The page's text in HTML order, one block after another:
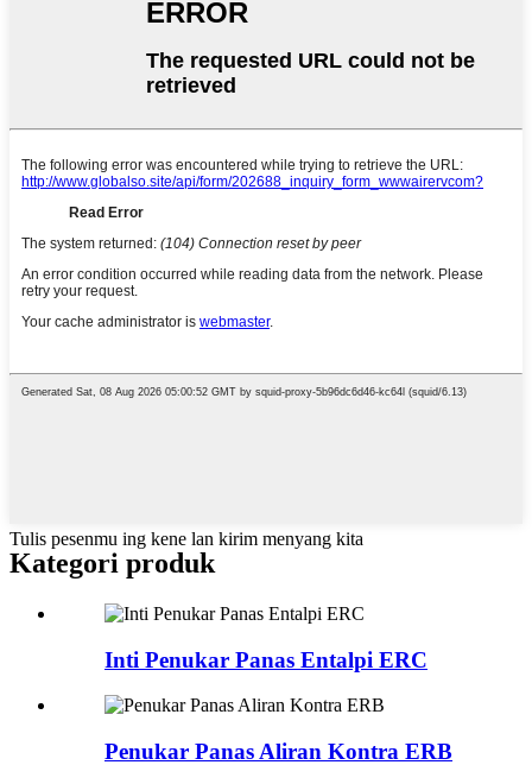
Tulis pesenmu ing kene lan kirim menyang kita
Kategori produk
Inti Penukar Panas Entalpi ERC
Penukar Panas Aliran Kontra ERB